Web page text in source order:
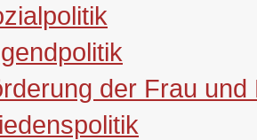
der Frau und